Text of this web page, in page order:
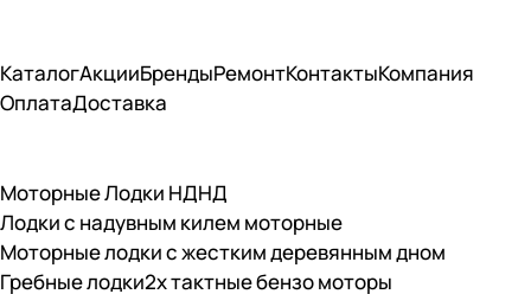
КаталогАкцииБрендыРемонтКонтактыКомпания
ОплатаДоставка
Моторные Лодки НДНД
Лодки с надувным килем моторные
Моторные лодки с жестким деревянным дном
Гребные лодки2х тактные бензо моторы